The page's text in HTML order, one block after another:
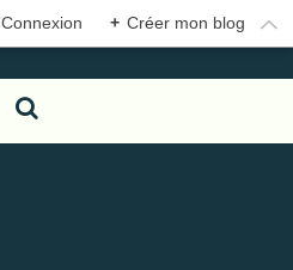
Connexion + Créer mon blog